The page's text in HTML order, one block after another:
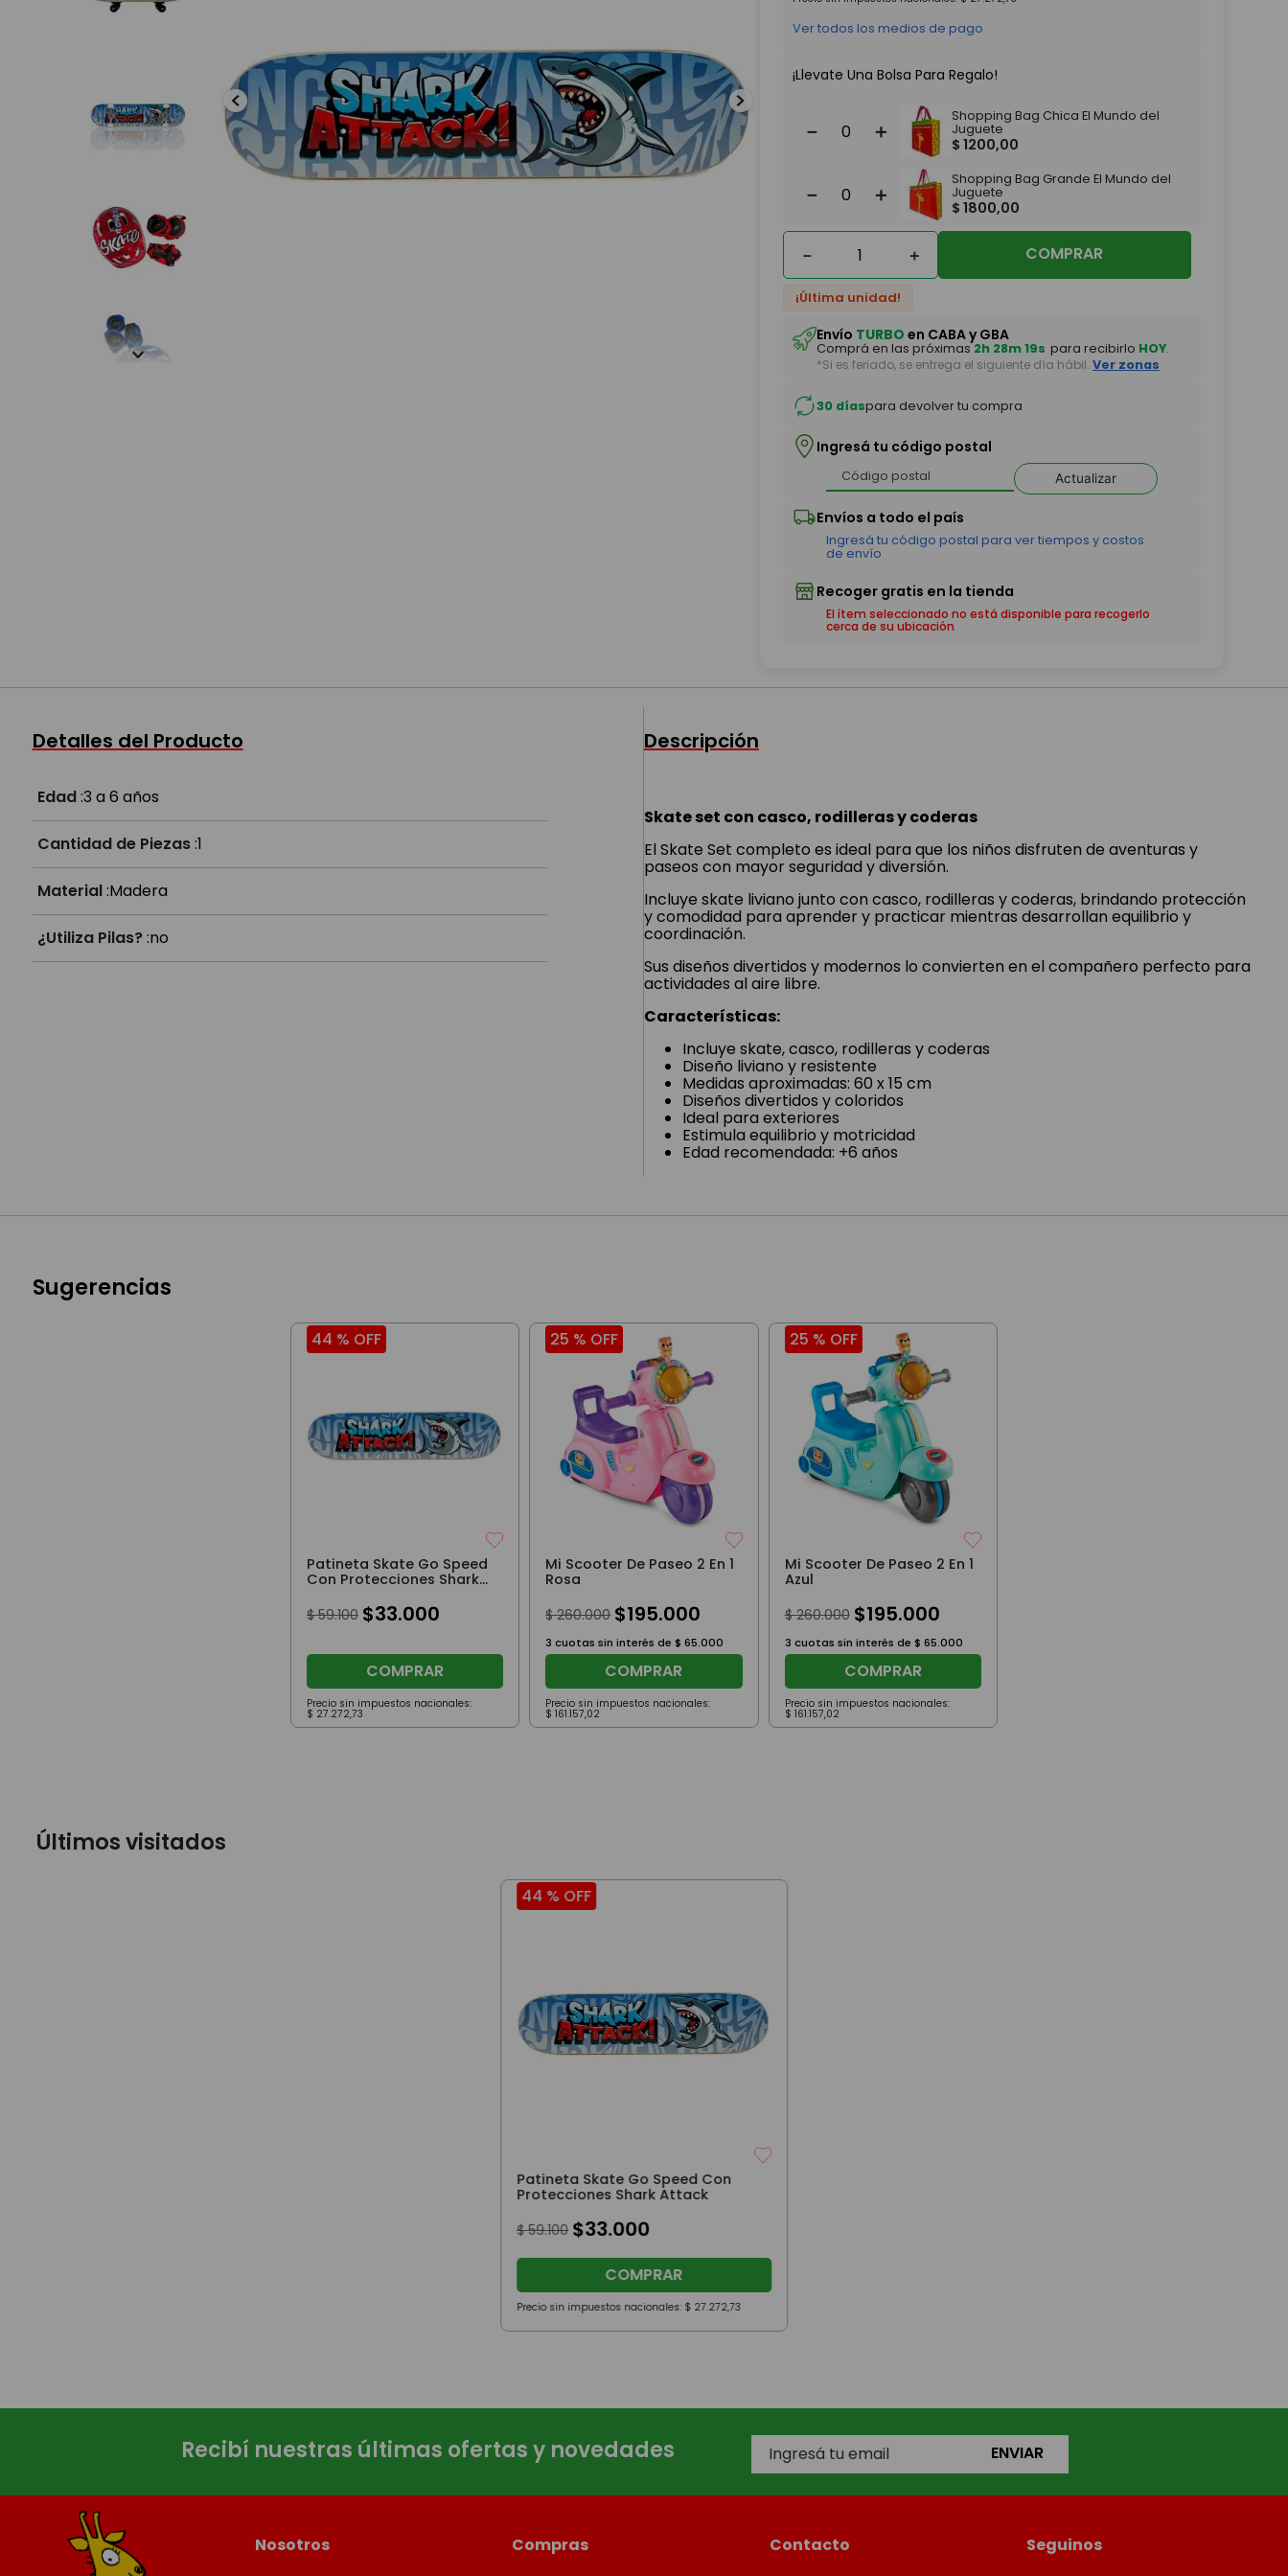
Ver todos los medios de pago
¡Llevate Una Bolsa Para Regalo!
＋
－
Shopping Bag Chica El Mundo del
Juguete
$ 1200,00
＋
－
Shopping Bag Grande El Mundo del
Juguete
$ 1800,00
＋
－ COMPRAR
¡Última unidad!
Envío TURBO en CABA y GBA
Comprá en las próximas2h 28m 19s para recibirlo HOY.
*Si es feriado, se entrega el siguiente día hábil. Ver zonas
30 díaspara devolver tu compra
Ingresá tu código postal
Actualizar
El ítem seleccionado no está disponible para recogerlo
cerca de su ubicación
Detalles del Producto
Edad:3 a 6 años
Cantidad de Piezas:1
Material:Madera
¿Utiliza Pilas?:no
Descripción
Skate set con casco, rodilleras y coderas
El Skate Set completo es ideal para que los niños disfruten de aventuras y
paseos con mayor seguridad y diversión.
Incluye skate liviano junto con casco, rodilleras y coderas, brindando protección
y comodidad para aprender y practicar mientras desarrollan equilibrio y
coordinación.
Sus diseños divertidos y modernos lo convierten en el compañero perfecto para
actividades al aire libre.
Características:
Incluye skate, casco, rodilleras y coderas
Diseño liviano y resistente
Medidas aproximadas: 60 x 15 cm
Diseños divertidos y coloridos
Ideal para exteriores
Estimula equilibrio y motricidad
Edad recomendada: +6 años
Sugerencias
44 % OFF
Patineta Skate Go Speed
Con Protecciones Shark
$ 59.100 $33.000
COMPRAR
Precio sin impuestos nacionales:
$ 27.272,73
25 % OFF
Mi Scooter De Paseo 2 En 1
Rosa
$ 260.000 $195.000
3 cuotas sin interés de $ 65.000
COMPRAR
Precio sin impuestos nacionales:
$ 161.157,02
25 % OFF
Mi Scooter De Paseo 2 En 1
Azul
$ 260.000 $195.000
3 cuotas sin interés de $ 65.000
COMPRAR
Precio sin impuestos nacionales:
$ 161.157,02
Últimos visitados
44 %OFF
Patineta Skate Go Speed Con
Protecciones Shark Attack
$ 59.100 $33.000
COMPRAR
Precio sin impuestos nacionales: $ 27.272,73
Recibí nuestras últimas ofertas y novedades ENVIAR
Nosotros Compras Contacto Seguinos